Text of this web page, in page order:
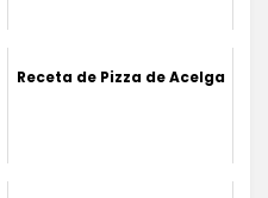
Receta de Pizza de Acelga